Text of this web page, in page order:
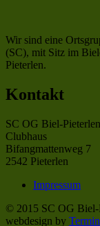
Wir sind eine
(SC), mit Sitz im
Pieterlen.
Kontakt
SC OG Biel-Pieterlen
Clubhaus
Bifangmattenweg 7
2542 Pieterlen
Impressum
© 2015 SC OG Biel-
webdesign by